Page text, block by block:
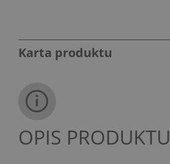
Karta produktu
OPIS PRODUKTU